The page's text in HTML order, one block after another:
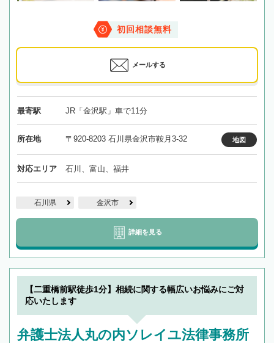
初回相談無料
メールする
最寄駅 JR「金沢駅」車で11分
所在地 〒920-8203 石川県金沢市鞍月3-32 地図
対応エリア 石川、富山、福井
石川県 金沢市
詳細を見る
【二重橋前駅徒歩1分】相続に関する幅広いお悩みにご対
応いたします
弁護士法人丸の内ソレイユ法律事務所